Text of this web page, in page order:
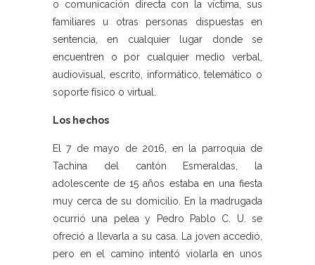
o comunicación directa con la víctima, sus
familiares u otras personas dispuestas en
sentencia, en cualquier lugar donde se
encuentren o por cualquier medio verbal,
audiovisual, escrito, informático, telemático o
soporte físico o virtual.
Los hechos
El 7 de mayo de 2016, en la parroquia de
Tachina del cantón Esmeraldas, la
adolescente de 15 años estaba en una fiesta
muy cerca de su domicilio. En la madrugada
ocurrió una pelea y Pedro Pablo C. U. se
ofreció a llevarla a su casa. La joven accedió,
pero en el camino intentó violarla en unos